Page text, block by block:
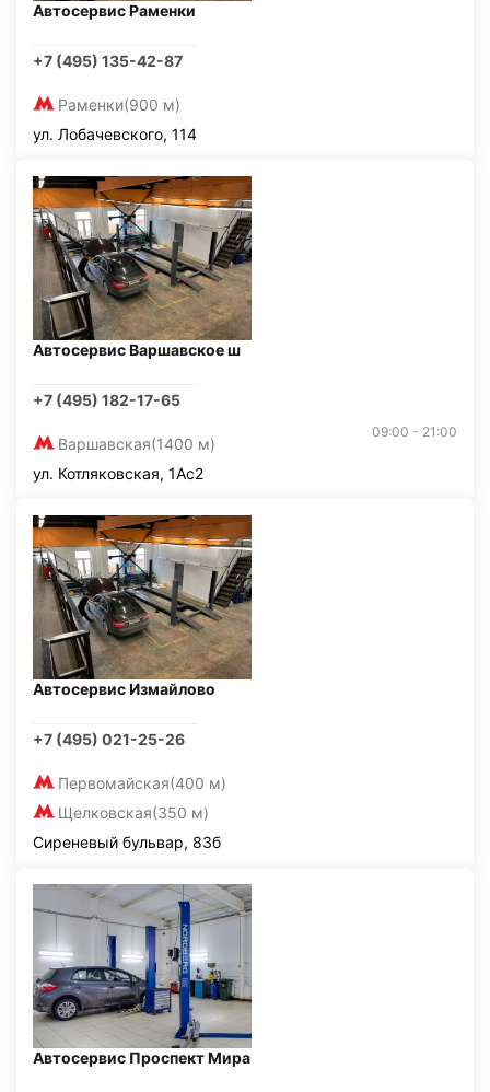
Автосервис Раменки
+7 (495) 135-42-87
Раменки(900 м)
ул. Лобачевского, 114
Автосервис Варшавское ш
+7 (495) 182-17-65
Варшавская(1400 м)
09:00 - 21:00
ул. Котляковская, 1Ас2
Автосервис Измайлово
+7 (495) 021-25-26
Первомайская(400 м)
Щелковская(350 м)
Сиреневый бульвар, 83б
Автосервис Проспект Мира